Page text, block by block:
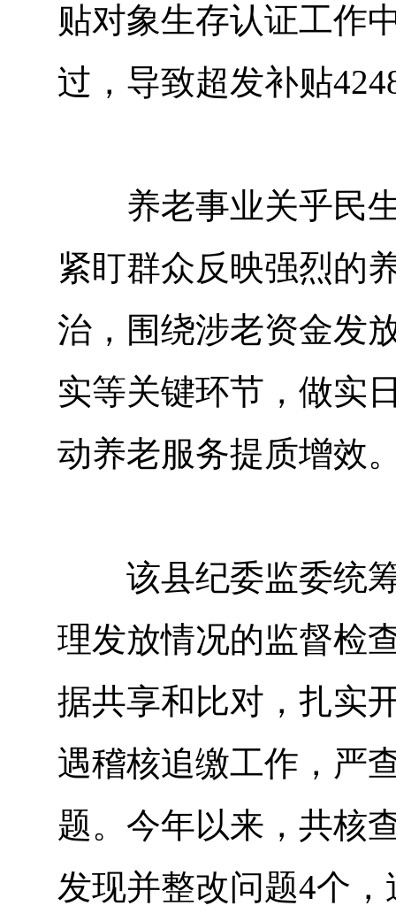
贴对象生存认证工作
过，导致超发补贴
养老事业关乎民生
紧盯群众反映强烈的
治，围绕涉老资金发
实等关键环节，做实
动养老服务提质增效
该县纪委监委统筹
理发放情况的监督检
据共享和比对，扎实
遇稽核追缴工作，严
题。今年以来，共核
发现并整改问题4个